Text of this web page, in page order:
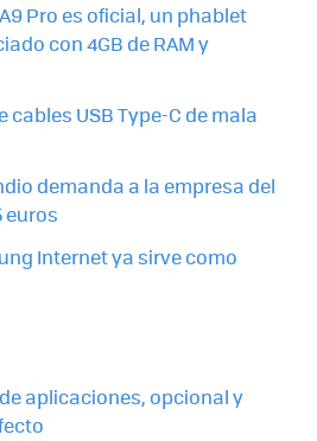
Pro es oficial, un phablet
con 4GB de RAM y
cables USB Type-C de mala
demanda a la empresa del
euros
Internet ya sirve como
aplicaciones, opcional y